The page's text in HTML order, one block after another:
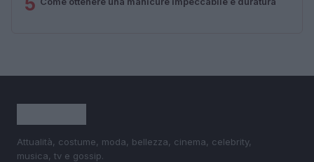
Attualità, costume, moda, bellezza, cinema, celebrity,
musica, tv e gossip.